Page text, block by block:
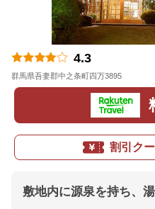
4.3
群馬県吾妻郡中之条町四万3895
割引ク
敷地内に源泉を持ち、